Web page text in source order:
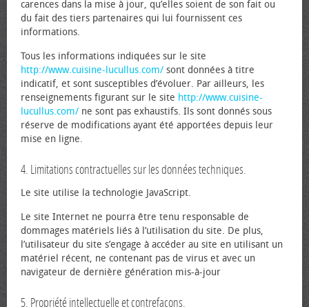
carences dans la mise à jour, qu’elles soient de son fait ou
du fait des tiers partenaires qui lui fournissent ces
informations.
Tous les informations indiquées sur le site
http://www.cuisine-lucullus.com/ sont données à titre
indicatif, et sont susceptibles d’évoluer. Par ailleurs, les
renseignements figurant sur le site http://www.cuisine-
lucullus.com/ ne sont pas exhaustifs. Ils sont donnés sous
réserve de modifications ayant été apportées depuis leur
mise en ligne.
4. Limitations contractuelles sur les données techniques.
Le site utilise la technologie JavaScript.
Le site Internet ne pourra être tenu responsable de
dommages matériels liés à l’utilisation du site. De plus,
l’utilisateur du site s’engage à accéder au site en utilisant un
matériel récent, ne contenant pas de virus et avec un
navigateur de dernière génération mis-à-jour
5. Propriété intellectuelle et contrefaçons.